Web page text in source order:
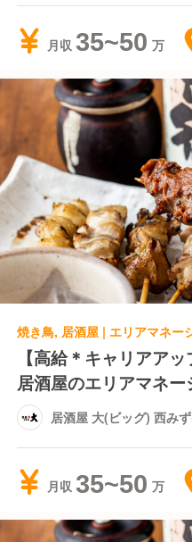
月収 35~50
【高給＊キャリアア
居酒屋のエリアマネー
居酒屋 大(ビッグ) 西み
月収 35~50